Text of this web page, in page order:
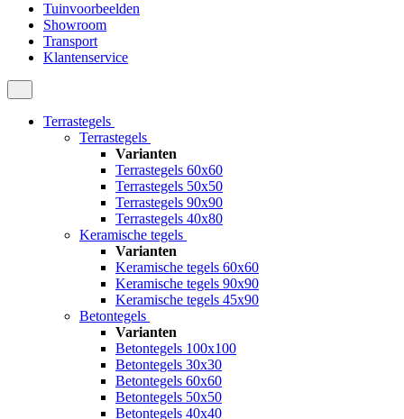
Tuinvoorbeelden
Showroom
Transport
Klantenservice
Terrastegels
Terrastegels
Varianten
Terrastegels 60x60
Terrastegels 50x50
Terrastegels 90x90
Terrastegels 40x80
Keramische tegels
Varianten
Keramische tegels 60x60
Keramische tegels 90x90
Keramische tegels 45x90
Betontegels
Varianten
Betontegels 100x100
Betontegels 30x30
Betontegels 60x60
Betontegels 50x50
Betontegels 40x40